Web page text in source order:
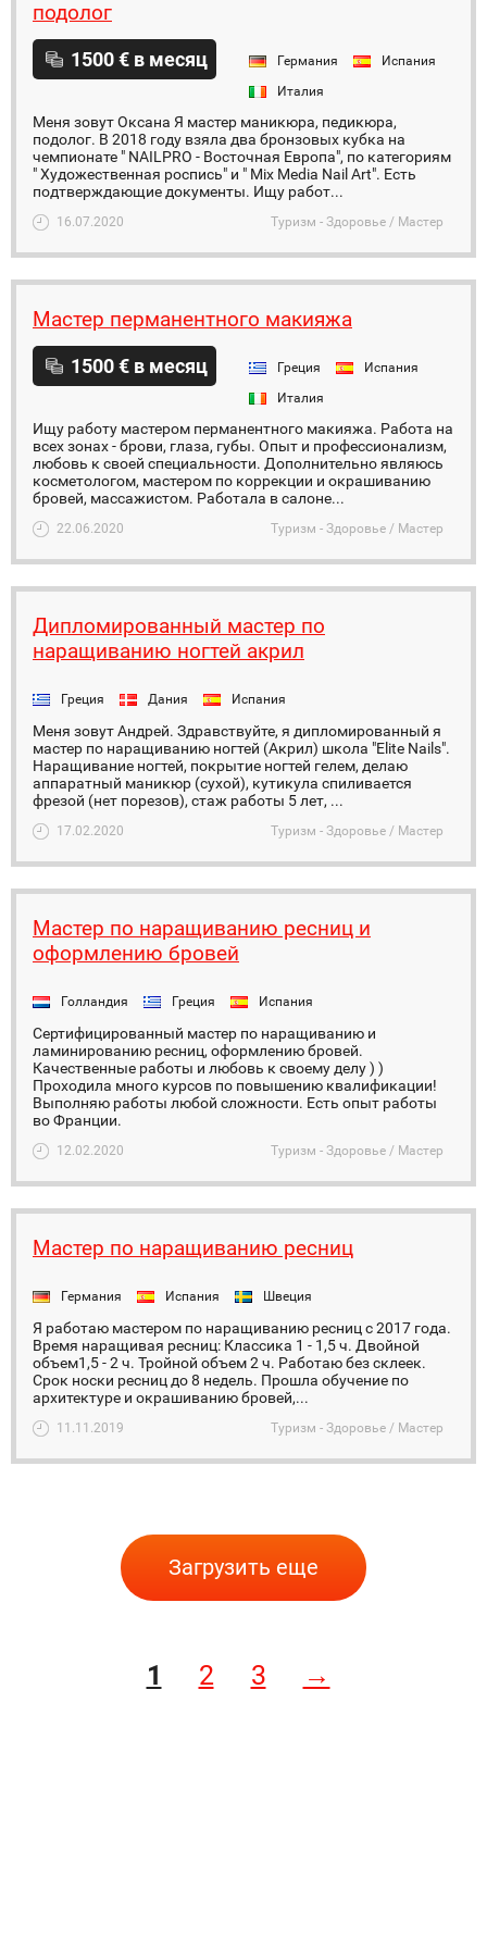
подолог
1500 € в месяц Германия
Испания
Италия
Меня зовут Оксана Я мастер маникюра, педикюра,
подолог. В 2018 году взяла два бронзовых кубка на
чемпионате " NAILPRO - Восточная Европа", по категориям
" Художественная роспись" и " Mix Media Nail Art". Есть
подтверждающие документы. Ищу работ...
16.07.2020 Туризм - Здоровье / Мастер
Мастер перманентного макияжа
1500 € в месяц Греция
Испания
Италия
Ищу работу мастером перманентного макияжа. Работа на
всех зонах - брови, глаза, губы. Опыт и профессионализм,
любовь к своей специальности. Дополнительно являюсь
косметологом, мастером по коррекции и окрашиванию
бровей, массажистом. Работала в салоне...
22.06.2020 Туризм - Здоровье / Мастер
Дипломированный мастер по
наращиванию ногтей акрил
Греция Дания Испания
Меня зовут Андрей. Здравствуйте, я дипломированный я
мастер по наращиванию ногтей (Акрил) школа "Elite Nails".
Наращивание ногтей, покрытие ногтей гелем, делаю
аппаратный маникюр (сухой), кутикула спиливается
фрезой (нет порезов), стаж работы 5 лет, ...
17.02.2020 Туризм - Здоровье / Мастер
Мастер по наращиванию ресниц и
оформлению бровей
Голландия Греция Испания
Сертифицированный мастер по наращиванию и
ламинированию ресниц, оформлению бровей.
Качественные работы и любовь к своему делу ) )
Проходила много курсов по повышению квалификации!
Выполняю работы любой сложности. Есть опыт работы
во Франции.
12.02.2020 Туризм - Здоровье / Мастер
Мастер по наращиванию ресниц
Германия Испания Швеция
Я работаю мастером по наращиванию ресниц с 2017 года.
Время наращивая ресниц: Классика 1 - 1,5 ч. Двойной
объем1,5 - 2 ч. Тройной объем 2 ч. Работаю без склеек.
Срок носки ресниц до 8 недель. Прошла обучение по
архитектуре и окрашиванию бровей,...
11.11.2019 Туризм - Здоровье / Мастер
Загрузить еще
1 2 3 →